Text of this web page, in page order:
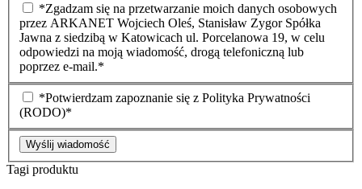
*Zgadzam się na przetwarzanie moich danych osobowych
przez ARKANET Wojciech Oleś, Stanisław Zygor Spółka
Jawna z siedzibą w Katowicach ul. Porcelanowa 19, w celu
odpowiedzi na moją wiadomość, drogą telefoniczną lub
poprzez e-mail.*
*Potwierdzam zapoznanie się z Polityka Prywatności
(RODO)*
Wyślij wiadomość
Tagi produktu